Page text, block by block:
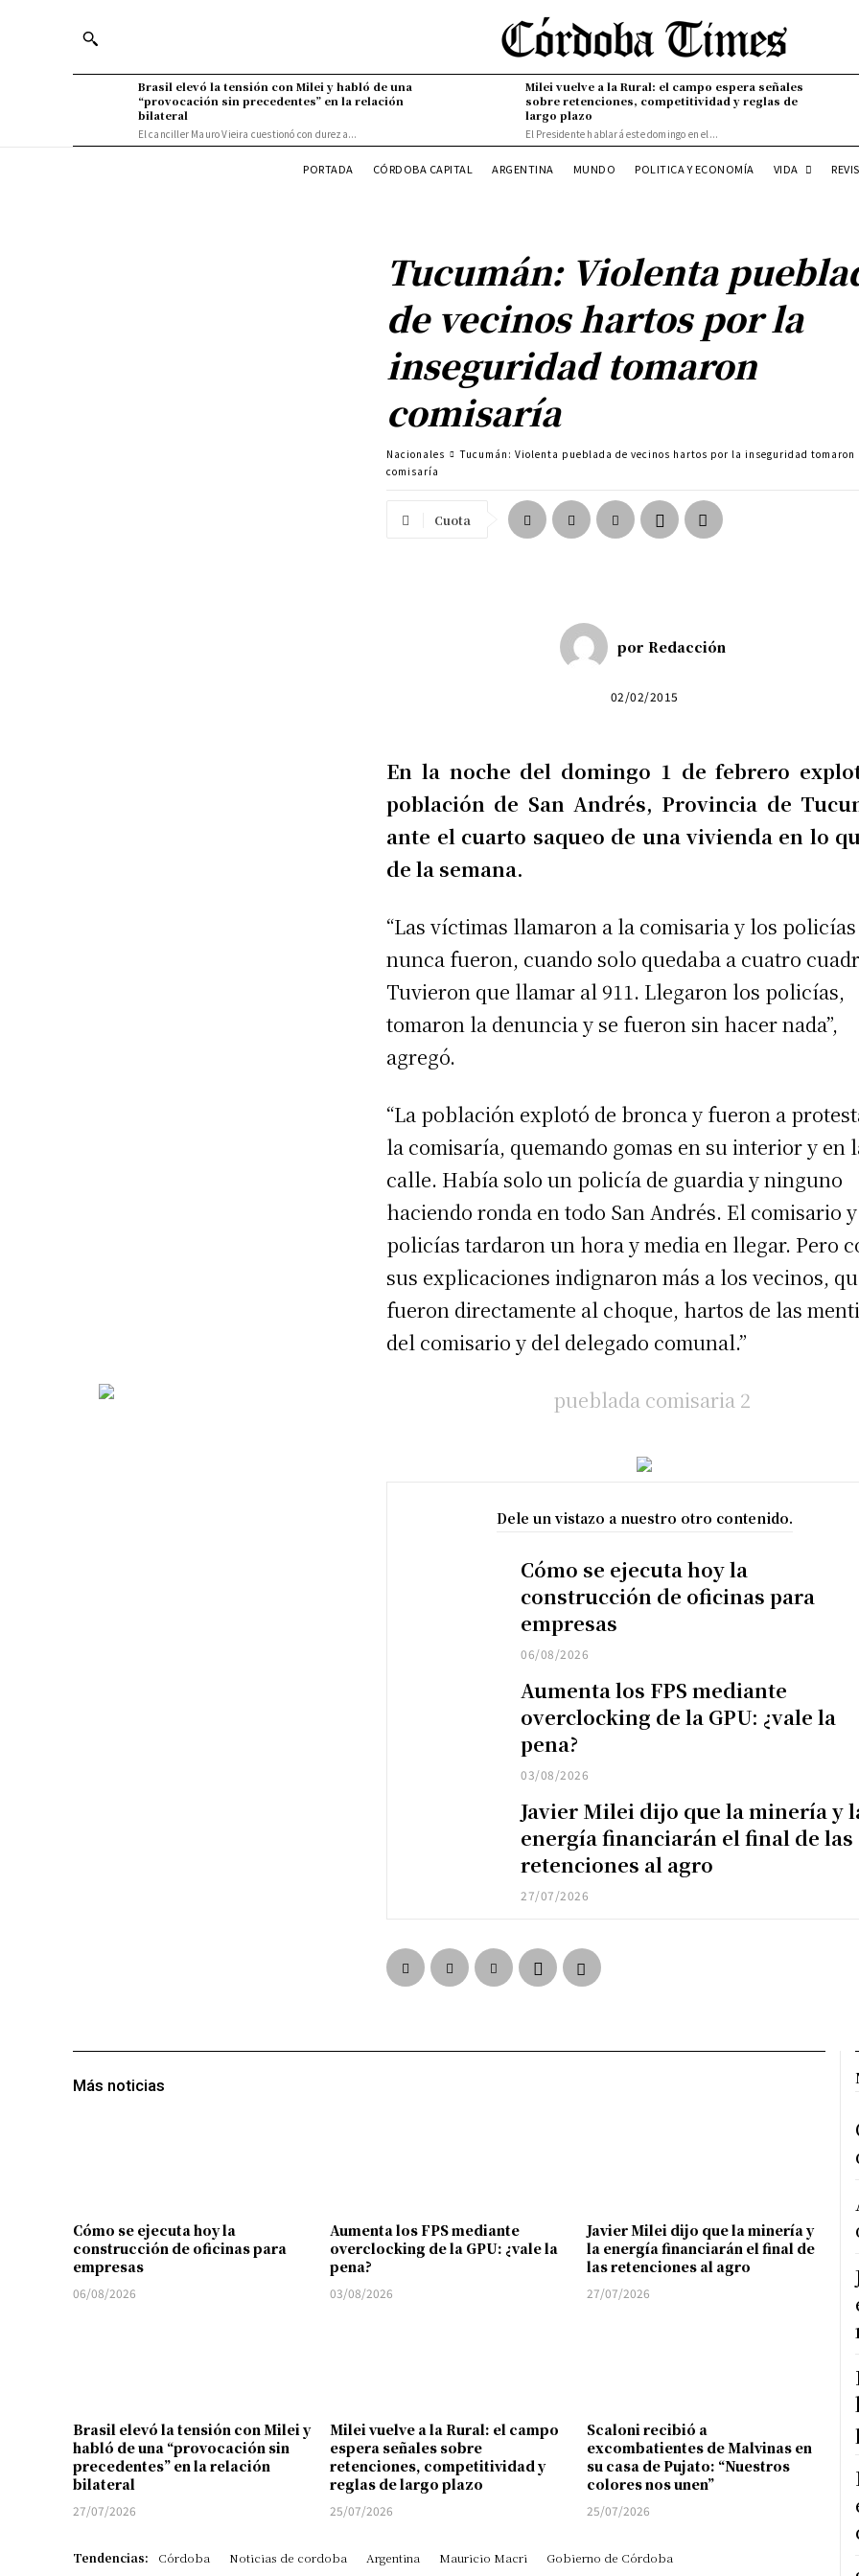
Brasil elevó la tensión con Milei y habló de una
“provocación sin precedentes” en la relación
bilateral
El canciller Mauro Vieira cuestionó con dureza...
Milei vuelve a la Rural: el campo espera señales
sobre retenciones, competitividad y reglas de
largo plazo
El Presidente hablará este domingo en el...
PORTADA CÓRDOBA CAPITAL ARGENTINA MUNDO POLITICA Y ECONOMÍA VIDA
Tucumán: Violenta
de vecinos hartos por la
inseguridad tomaron
comisaría
Nacionales
Tucumán: Violenta pueblada de vecinos hartos por la inseguridad tomaron
comisaría
Cuota
por Redacción
02/02/2015
En la noche del domingo 1 de febrero
población de San Andrés, Provincia de
ante el cuarto saqueo de una vivienda en lo
de la semana.
“Las víctimas llamaron a la comisaria y los policías
nunca fueron, cuando solo quedaba a cuatro
Tuvieron que llamar al 911. Llegaron los policías,
tomaron la denuncia y se fueron sin hacer nada”,
agregó.
“La población explotó de bronca y fueron a
la comisaría, quemando gomas en su interior y en
calle. Había solo un policía de guardia y ninguno
haciendo ronda en todo San Andrés. El comisario
policías tardaron un hora y media en llegar. Pero
sus explicaciones indignaron más a los vecinos,
fueron directamente al choque, hartos de las
del comisario y del delegado comunal.”
Dele un vistazo a nuestro otro contenido.
Cómo se ejecuta hoy la
construcción de oficinas para
empresas
06/08/2026
Aumenta los FPS mediante
overclocking de la GPU: ¿vale la
pena?
03/08/2026
Javier Milei dijo que la minería y
energía financiarán el final de las
retenciones al agro
27/07/2026
Más noticias
Cómo se ejecuta hoy la
construcción de oficinas para
empresas
06/08/2026
Aumenta los FPS mediante
overclocking de la GPU: ¿vale la
pena?
03/08/2026
Javier Milei dijo que la minería y
la energía financiarán el final de
las retenciones al agro
27/07/2026
Brasil elevó la tensión con Milei y
habló de una “provocación sin
precedentes” en la relación
bilateral
27/07/2026
Milei vuelve a la Rural: el campo
espera señales sobre
retenciones, competitividad y
reglas de largo plazo
25/07/2026
Scaloni recibió a
excombatientes de Malvinas en
su casa de Pujato: “Nuestros
colores nos unen”
25/07/2026
Tendencias: Córdoba Noticias de cordoba Argentina Mauricio Macri Gobierno de Córdoba